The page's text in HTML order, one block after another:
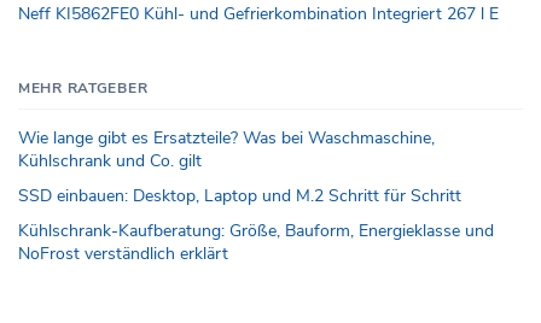
Neff KI5862FE0 Kühl- und Gefrierkombination Integriert 267 l E
MEHR RATGEBER
Wie lange gibt es Ersatzteile? Was bei Waschmaschine,
Kühlschrank und Co. gilt
SSD einbauen: Desktop, Laptop und M.2 Schritt für Schritt
Kühlschrank-Kaufberatung: Größe, Bauform, Energieklasse und
NoFrost verständlich erklärt